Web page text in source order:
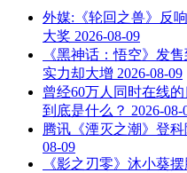
外媒:《轮回之兽》反
大奖 2026-08-09
《黑神话：悟空》发
实力却大增 2026-08-09
曾经60万人同时在线
到底是什么？ 2026-08-
腾讯《湮灭之潮》登
08-09
《影之刃零》沐小葵